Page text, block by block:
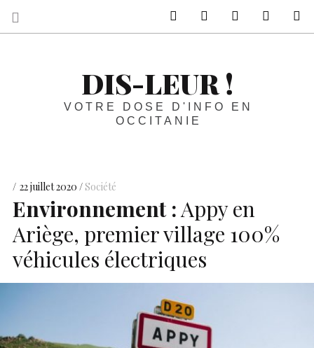
DIS-LEUR !
VOTRE DOSE D'INFO EN
OCCITANIE
22 juillet 2020 Société
Environnement : Appy en
Ariège, premier village 100%
véhicules électriques